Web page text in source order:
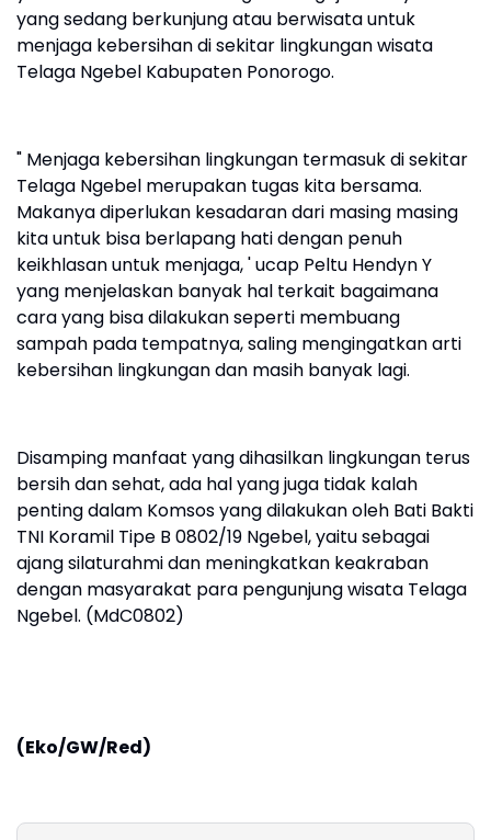
yang sedang berkunjung atau berwisata untuk
menjaga kebersihan di sekitar lingkungan wisata
Telaga Ngebel Kabupaten Ponorogo.
" Menjaga kebersihan lingkungan termasuk di sekitar
Telaga Ngebel merupakan tugas kita bersama.
Makanya diperlukan kesadaran dari masing masing
kita untuk bisa berlapang hati dengan penuh
keikhlasan untuk menjaga, ' ucap Peltu Hendyn Y
yang menjelaskan banyak hal terkait bagaimana
cara yang bisa dilakukan seperti membuang
sampah pada tempatnya, saling mengingatkan arti
kebersihan lingkungan dan masih banyak lagi.
Disamping manfaat yang dihasilkan lingkungan terus
bersih dan sehat, ada hal yang juga tidak kalah
penting dalam Komsos yang dilakukan oleh Bati Bakti
TNI Koramil Tipe B 0802/19 Ngebel, yaitu sebagai
ajang silaturahmi dan meningkatkan keakraban
dengan masyarakat para pengunjung wisata Telaga
Ngebel. (MdC0802)
(Eko/GW/Red)